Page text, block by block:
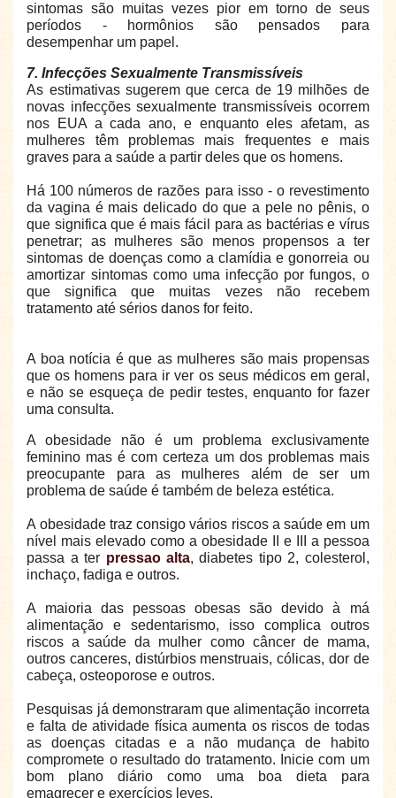
sintomas são muitas vezes pior em torno de seus
períodos - hormônios são pensados ​​para
desempenhar um papel.
7. Infecções Sexualmente Transmissíveis
As estimativas sugerem que cerca de 19 milhões de
novas infecções sexualmente transmissíveis ocorrem
nos EUA a cada ano, e enquanto eles afetam, as
mulheres têm problemas mais frequentes e mais
graves para a saúde a partir deles que os homens.
Há 100 números de razões para isso - o revestimento
da vagina é mais delicado do que a pele no pênis, o
que significa que é mais fácil para as bactérias e vírus
penetrar; as mulheres são menos propensos a ter
sintomas de doenças como a clamídia e gonorreia ou
amortizar sintomas como uma infecção por fungos, o
que significa que muitas vezes não recebem
tratamento até sérios danos for feito.
A boa notícia é que as mulheres são mais propensas
que os homens para ir ver os seus médicos em geral,
e não se esqueça de pedir testes, enquanto for fazer
uma consulta.
A obesidade não é um problema exclusivamente
feminino mas é com certeza um dos problemas mais
preocupante para as mulheres além de ser um
problema de saúde é também de beleza estética.
A obesidade traz consigo vários riscos a saúde em um
nível mais elevado como a obesidade II e III a pessoa
passa a ter pressao alta, diabetes tipo 2, colesterol,
inchaço, fadiga e outros.
A maioria das pessoas obesas são devido à má
alimentação e sedentarismo, isso complica outros
riscos a saúde da mulher como câncer de mama,
outros canceres, distúrbios menstruais, cólicas, dor de
cabeça, osteoporose e outros.
Pesquisas já demonstraram que alimentação incorreta
e falta de atividade física aumenta os riscos de todas
as doenças citadas e a não mudança de habito
compromete o resultado do tratamento. Inicie com um
bom plano diário como uma boa dieta para
emagrecer e exercícios leves.